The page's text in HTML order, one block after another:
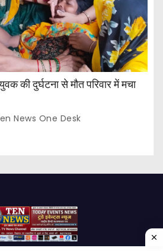
की दुर्घटना से मौत परिवार में मचा
News One Desk